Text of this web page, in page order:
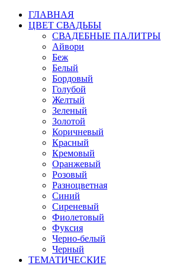
ГЛАВНАЯ
ЦВЕТ СВАДЬБЫ
СВАДЕБНЫЕ ПАЛИТРЫ
Айвори
Беж
Белый
Бордовый
Голубой
Желтый
Зеленый
Золотой
Коричневый
Красный
Кремовый
Оранжевый
Розовый
Разноцветная
Синий
Сиреневый
Фиолетовый
Фуксия
Черно-белый
Черный
ТЕМАТИЧЕСКИЕ